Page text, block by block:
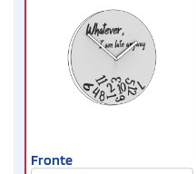
Fronte